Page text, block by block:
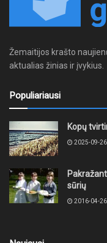
Žemaitijos krašto
aktualias žinias ir įvykius.
Populiariausi
Kopų
2025-09-26
sūrių
2016-04-26